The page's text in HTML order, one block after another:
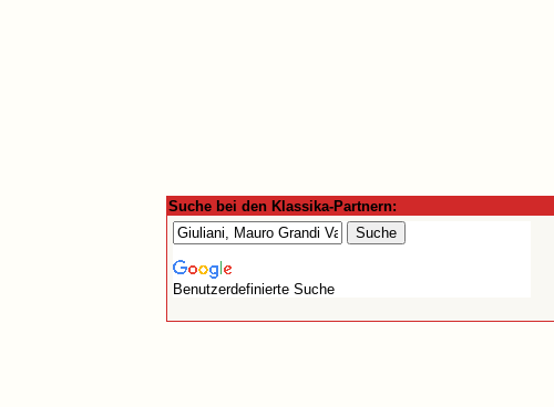
Suche bei den Klassika-Partnern:
Benutzerdefinierte Suche